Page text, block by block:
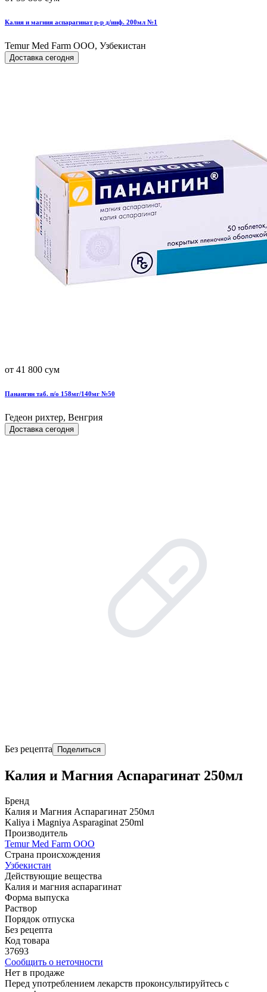
Калия и магния аспарагинат р-р д/инф. 200мл №1
Temur Med Farm OOO, Узбекистан
Доставка сегодня
от 41 800 сум
Панангин таб. п/о 158мг/140мг №50
Гедеон рихтер, Венгрия
Доставка сегодня
Без рецепта Поделиться
Калия и Магния Аспарагинат 250мл
Бренд
Калия и Магния Аспарагинат 250мл
Kaliya i Magniya Asparaginat 250ml
Производитель
Temur Med Farm OOO
Страна происхождения
Узбекистан
Действующие вещества
Калия и магния аспарагинат
Форма выпуска
Раствор
Порядок отпуска
Без рецепта
Код товара
37693
Сообщить о неточности
Нет в продаже
Перед употреблением лекарств проконсультируйтесь с